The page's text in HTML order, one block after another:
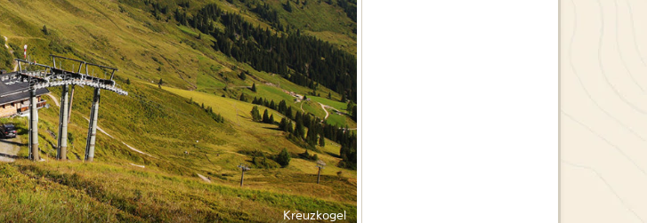
Kreuzkogel